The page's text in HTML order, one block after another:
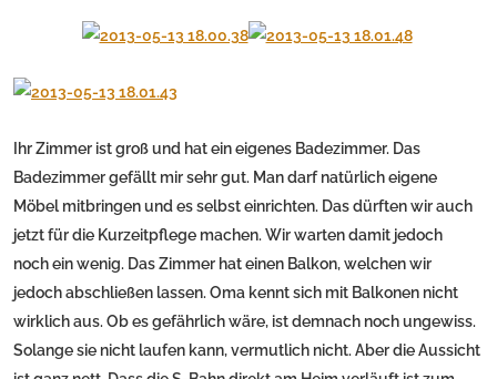
Ihr Zimmer ist groß und hat ein eigenes Badezimmer. Das
Badezimmer gefällt mir sehr gut. Man darf natürlich eigene
Möbel mitbringen und es selbst einrichten. Das dürften wir auch
jetzt für die Kurzeitpflege machen. Wir warten damit jedoch
noch ein wenig. Das Zimmer hat einen Balkon, welchen wir
jedoch abschließen lassen. Oma kennt sich mit Balkonen nicht
wirklich aus. Ob es gefährlich wäre, ist demnach noch ungewiss.
Solange sie nicht laufen kann, vermutlich nicht. Aber die Aussicht